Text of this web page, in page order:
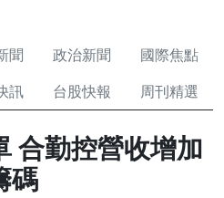
聞 政治新聞
國際焦點
訊
台股快報 周刊精選
合勤控營收增加
碼